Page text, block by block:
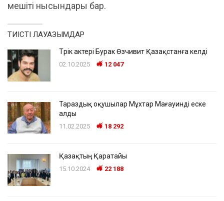
мешіті нысындары бар.
ТИІСТІ ЛАУАЗЫМДАР
Түрік актері Бурак Өзчивит Қазақстанға келді
02.10.2025 12 047
Тараздық оқушылар Мұхтар Мағауинді еске
алды
11.02.2025 18 292
Қазақтың Қаратайы
15.10.2024 22 188